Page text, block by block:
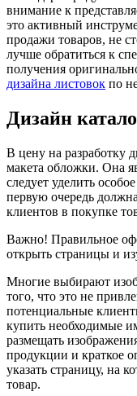
внимание к
это активный
продажи товаров, не
лучше обратиться к
получения
дизайна листовок по
Дизайн
В цену на разработку
макета обложки. Она
следует уделить
первую очередь
клиентов в покупке
Важно! Правильное
открыть страницы и
Многие выбирают
того, что это не
потенциальные
купить необходимые
размещать
продукции и краткое
указать страницу, на
товар.